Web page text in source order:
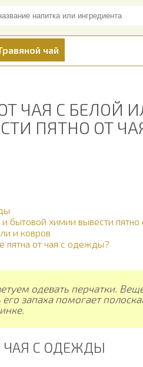
чай
ЧАЯ С БЕЛОЙ
ПЯТНО ОТ
бытовой химии вывести
и ковров
пятна от чая с одежды?
одевать перчатки.
запаха помогает
ЧАЯ С ОДЕЖДЫ